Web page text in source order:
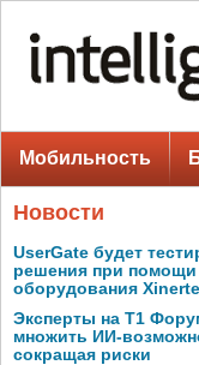
Мобильность
Новости
UserGate будет
решения при помощи
оборудования Xinertel
Эксперты на Т1
множить ИИ-
сокращая риски